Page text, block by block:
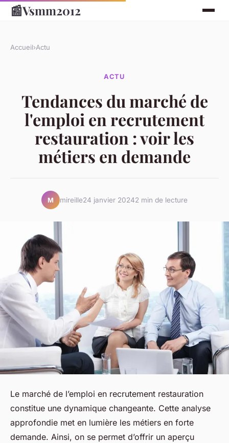
📰Vsmm2012
Accueil›Actu
ACTU
Tendances du marché de
l'emploi en recrutement
restauration : voir les
métiers en demande
M mireille24 janvier 20242 min de lecture
Le marché de l’emploi en recrutement restauration
constitue une dynamique changeante. Cette analyse
approfondie met en lumière les métiers en forte
demande. Ainsi, on se permet d’offrir un aperçu